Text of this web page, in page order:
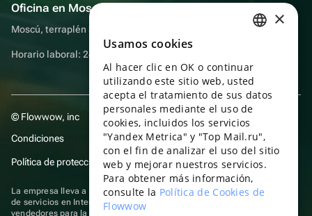
Oficina en Moscú
Moscú, terraplén Sadovnicheskaya, 9, sala 2/3
Horario laboral: 24 horas
© Flowwow, inc
Condiciones
Política de protección y privacidad de datos
La empresa lleva a cabo su actividad en el ámbito de las TI: prestación
de servicios en Internet para la publicación de ofertas (anuncios) de
vendedores para la venta de artículos. Acceder a la
ENGLISH
UKRAINIAN
PORTUGUESE
SPANISH
HUNGARIAN
ITALIAN
×
Usamos cookies
Al hacer clic en OK o continuar
utilizando este sitio web, usted
acepta el tratamiento de sus datos
personales mediante el uso de
cookies, incluidos los servicios
"Yandex Metrica" y "Top Mail.ru",
con el fin de analizar el uso del sitio
web y mejorar nuestros servicios.
Para obtener más información,
consulte la Política de Cookies de
Flowwow